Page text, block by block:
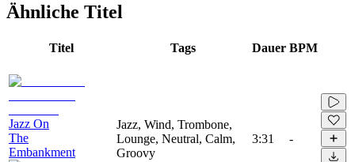
Ähnliche Titel
Titel Tags Dauer BPM
Jazz On
The
Embankment
Jazz, Wind, Trombone,
Lounge, Neutral, Calm,
Groovy
3:31 -